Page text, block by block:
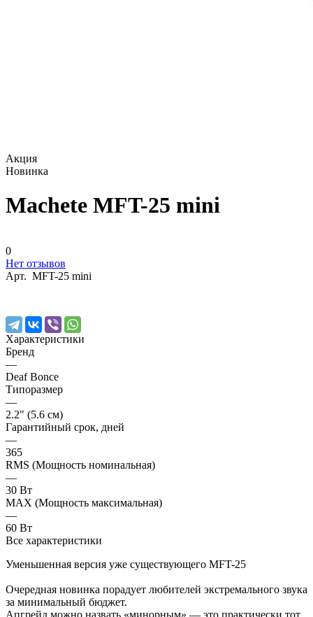
Акция
Новинка
Machete MFT-25 mini
0
Нет отзывов
Арт. MFT-25 mini
Характеристики
Бренд
—
Deaf Bonce
Типоразмер
—
2.2" (5.6 см)
Гарантийный срок, дней
—
365
RMS (Мощность номинальная)
—
30 Вт
MAX (Мощность максимальная)
—
60 Вт
Все характеристики
Уменьшенная версия уже существующего MFT-25
Очередная новинка порадует любителей экстремального звука
за минимальный бюджет.
Апгрейд можно назвать «минорным» — это практически тот